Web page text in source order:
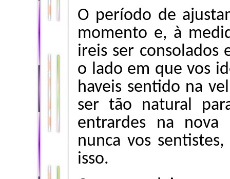
O período de
momento e, à
ireis ser consolados
o lado em que vos
haveis sentido na
ser tão natural
entrardes na nova
nunca vos
isso.